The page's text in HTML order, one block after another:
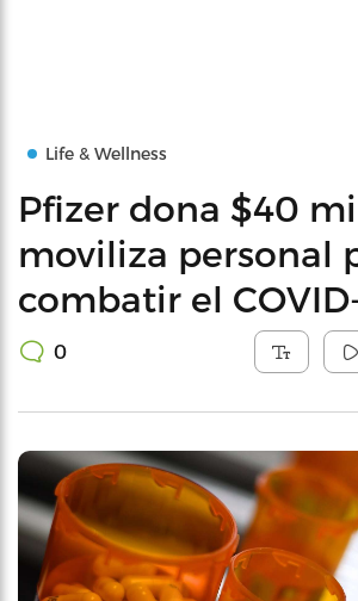
Life & Wellness
Pfizer dona $40
moviliza personal
combatir el
0